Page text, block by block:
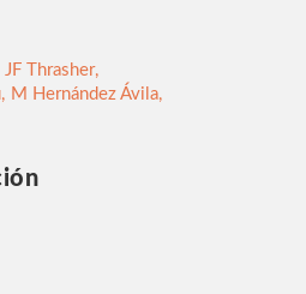
JF Thrasher,
, M Hernández Ávila,